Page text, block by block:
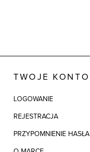
TWOJE KONTO
LOGOWANIE
REJESTRACJA
PRZYPOMNIENIE HASŁA